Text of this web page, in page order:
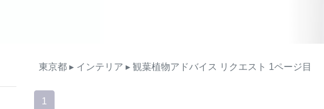
東京都 ▸ インテリア ▸ 観葉植物アドバイス リクエスト 1ページ目
1